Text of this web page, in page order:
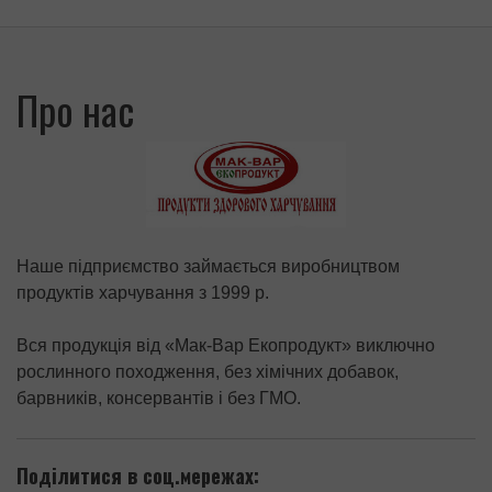
Про нас
Наше підприємство займається виробництвом
продуктів харчування з 1999 р.
Вся продукція від «Мак-Вар Екопродукт» виключно
рослинного походження, без хімічних добавок,
барвників, консервантів і без ГМО.
Поділитися в соц.мережах: